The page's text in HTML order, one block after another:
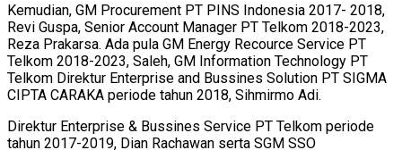
Kemudian, GM Procurement PT PINS Indonesia 2017- 2018,
Revi Guspa, Senior Account Manager PT Telkom 2018-2023,
Reza Prakarsa. Ada pula GM Energy Recource Service PT
Telkom 2018-2023, Saleh, GM Information Technology PT
Telkom Direktur Enterprise and Bussines Solution PT SIGMA
CIPTA CARAKA periode tahun 2018, Sihmirmo Adi.
Direktur Enterprise & Bussines Service PT Telkom periode
tahun 2017-2019, Dian Rachawan serta SGM SSO